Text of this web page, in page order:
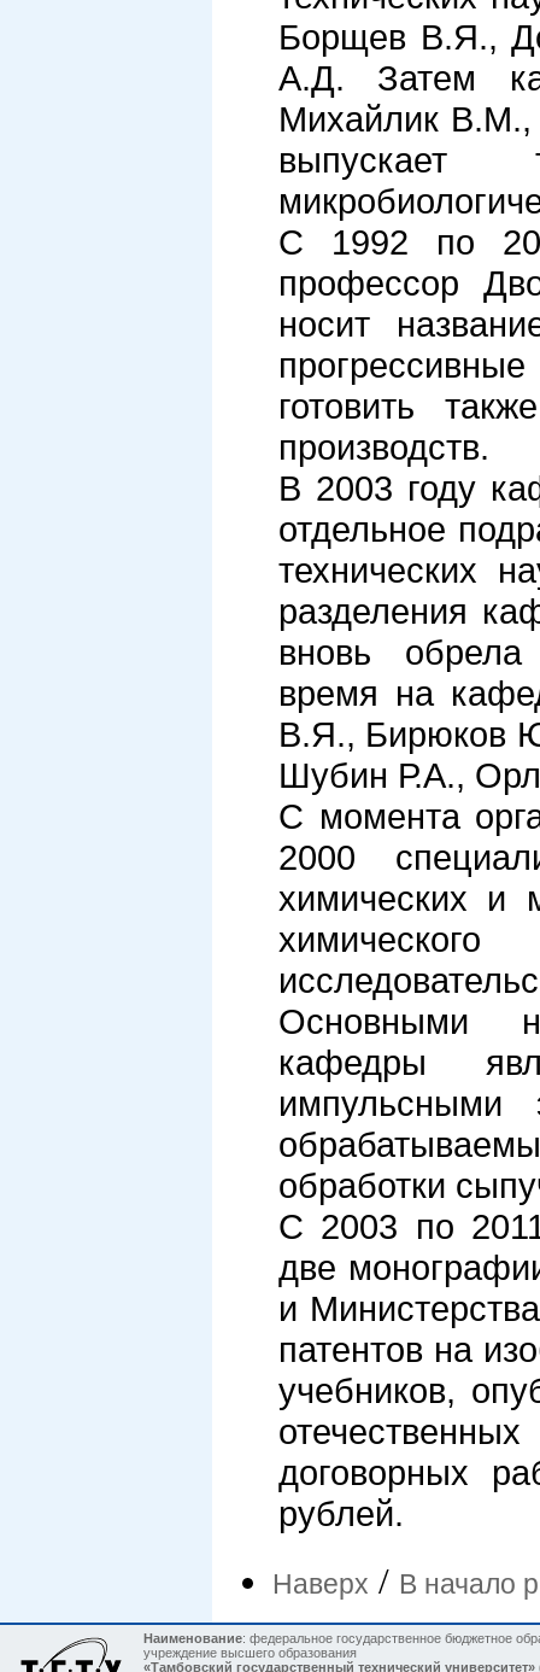
Борщев В.Я.,
А.Д. Затем
Михайлик
выпускает
С 1992 по
профессор
носит
готовить
производств.
В 2003 году
отдельное
технических
разделения
вновь
время на
В.Я., Бирюков
Шубин Р.А.,
С момента
2000
химических и
Основными
кафедры
импульсными
обработки
C 2003 по
две
и
патентов на
учебников,
договорных
рублей.
Наверх / В начало
Наименование: федеральное государственное бюджетное
учреждение высшего образования
«Тамбовский государственный технический